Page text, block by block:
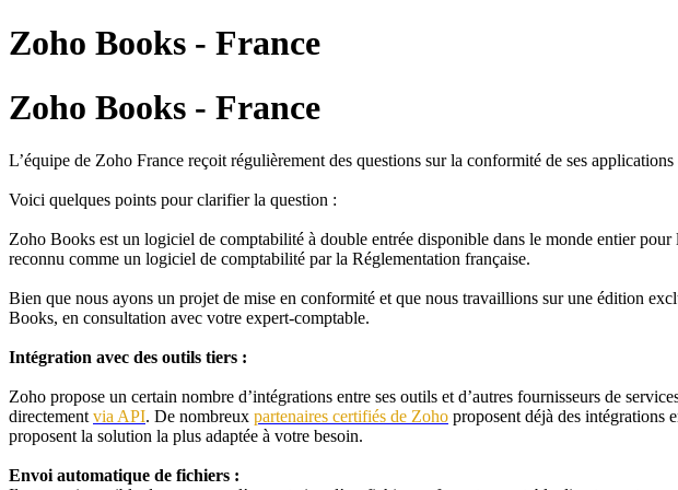
Zoho Books - France
Zoho Books - France
L’équipe de Zoho France reçoit régulièrement des questions sur la conformité de ses
Voici quelques points pour clarifier la question :
Zoho Books est un logiciel de comptabilité à double entrée disponible dans le monde entier
reconnu comme un logiciel de comptabilité par la Réglementation française.
Bien que nous ayons un projet de mise en conformité et que nous travaillions sur une édition
Books, en consultation avec votre expert-comptable.
Intégration avec des outils tiers :
Zoho propose un certain nombre d’intégrations entre ses outils et d’autres fournisseurs de
directement via API. De nombreux partenaires certifiés de Zoho proposent déjà des intégrations
proposent la solution la plus adaptée à votre besoin.
Envoi automatique de fichiers :